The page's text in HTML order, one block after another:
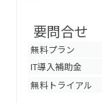
要問合せ
無料プラン
IT導入補助金
無料トライアル